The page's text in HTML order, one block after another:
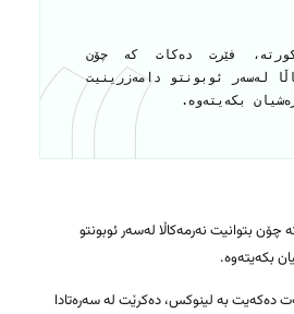
فێرت دەکات کە چۆن
لەسەر ئوبونتو دامەزرینیت
بکەیتەوە.
چۆن بتوانیت نەرمەکاڵا لەسەر ئوبونتو
بکەیتەوە.
دەکەیت بە لینوکس، دەکرێت لە سەرەتادا